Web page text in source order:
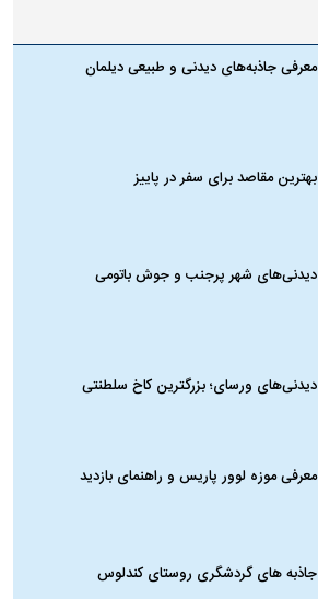
معرفی جاذبه‌های دیدنی و طبیعی دیلمان
بهترین مقاصد برای سفر در پاییز
دیدنی‌های شهر پرجنب و جوش باتومی
دیدنی‌های ورسای؛ بزرگترین کاخ سلطنتی
معرفی موزه لوور پاریس و راهنمای بازدید
جاذبه های گردشگری روستای کندلوس